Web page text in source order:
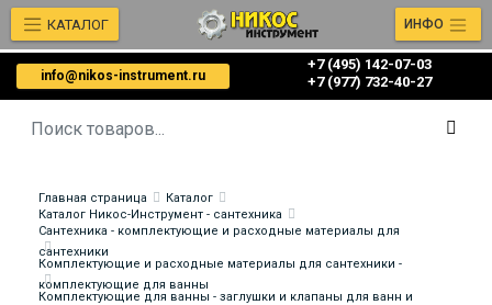
info@nikos-instrument.ru
+7 (495) 142-07-03
‎‎+7 (977) 732-40-27
КАТАЛОГ ИНФО
Главная страница
Каталог
Каталог Никос-Инструмент - сантехника
Сантехника - комплектующие и расходные материалы для
сантехники
Комплектующие и расходные материалы для сантехники -
комплектующие для ванны
Комплектующие для ванны - заглушки и клапаны для ванн и